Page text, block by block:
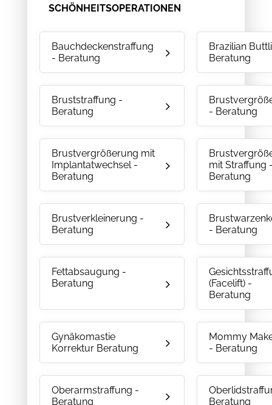
SCHÖNHEITSOPERATIONEN
Bauchdeckenstraffung
- Beratung
Brazilian
Beratung
Bruststraffung -
Beratung
- Beratung
Brustvergrößerung mit
Implantatwechsel -
Beratung
mit Straffung
Beratung
Brustverkleinerung -
Beratung
- Beratung
Fettabsaugung -
Beratung
(Facelift) -
Beratung
Gynäkomastie
Korrektur Beratung
Mommy
- Beratung
Oberarmstraffung -
Beratung
Beratung